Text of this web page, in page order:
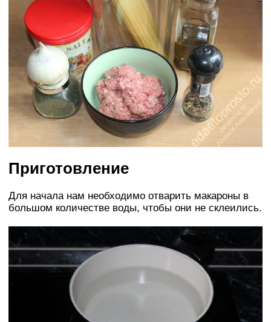
Приготовление
Для начала нам необходимо отварить макароны в
большом количестве воды, чтобы они не склеились.